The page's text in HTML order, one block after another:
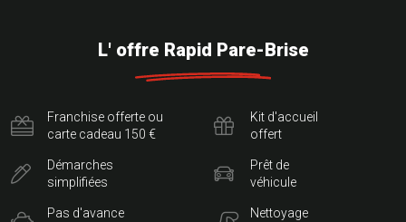
L' offre Rapid Pare-Brise
Franchise offerte ou
carte cadeau 150 €
Démarches
simplifiées
Pas d'avance
Kit d'accueil
offert
Prêt de
véhicule
Nettoyage